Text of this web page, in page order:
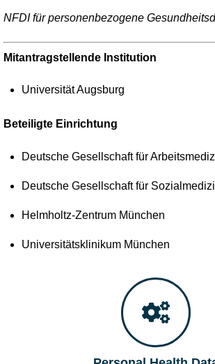
NFDI für personenbezogene
Mitantragstellende Institution
Universität Augsburg
Beteiligte Einrichtung
Deutsche Gesellschaft für
Deutsche Gesellschaft für
Helmholtz-Zentrum München
Universitätsklinikum München